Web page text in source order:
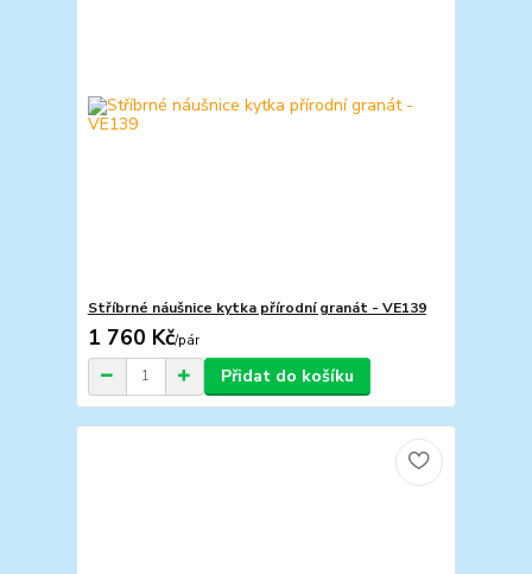
Stříbrné náušnice kytka přírodní granát - VE139
1 760 Kč/pár
Přidat do košíku